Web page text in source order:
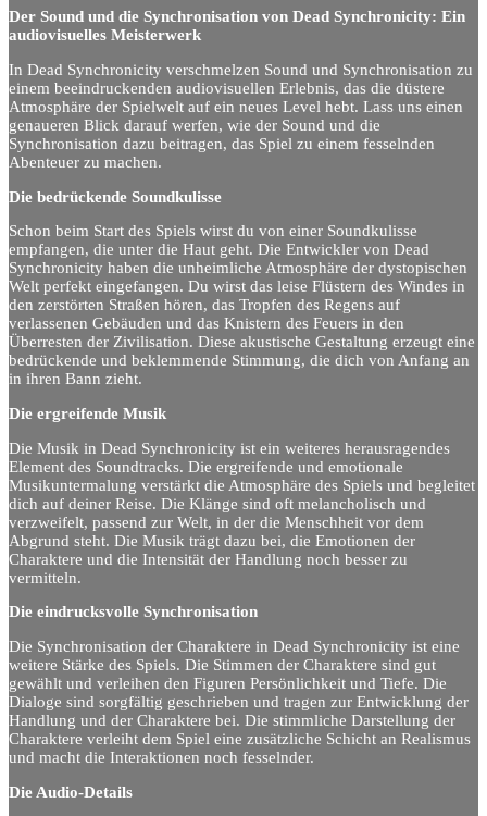
Der Sound und die Synchronisation von Dead Synchronicity: Ein
audiovisuelles Meisterwerk
In Dead Synchronicity verschmelzen Sound und Synchronisation zu
einem beeindruckenden audiovisuellen Erlebnis, das die düstere
Atmosphäre der Spielwelt auf ein neues Level hebt. Lass uns einen
genaueren Blick darauf werfen, wie der Sound und die
Synchronisation dazu beitragen, das Spiel zu einem fesselnden
Abenteuer zu machen.
Die bedrückende Soundkulisse
Schon beim Start des Spiels wirst du von einer Soundkulisse
empfangen, die unter die Haut geht. Die Entwickler von Dead
Synchronicity haben die unheimliche Atmosphäre der dystopischen
Welt perfekt eingefangen. Du wirst das leise Flüstern des Windes in
den zerstörten Straßen hören, das Tropfen des Regens auf
verlassenen Gebäuden und das Knistern des Feuers in den
Überresten der Zivilisation. Diese akustische Gestaltung erzeugt eine
bedrückende und beklemmende Stimmung, die dich von Anfang an
in ihren Bann zieht.
Die ergreifende Musik
Die Musik in Dead Synchronicity ist ein weiteres herausragendes
Element des Soundtracks. Die ergreifende und emotionale
Musikuntermalung verstärkt die Atmosphäre des Spiels und begleitet
dich auf deiner Reise. Die Klänge sind oft melancholisch und
verzweifelt, passend zur Welt, in der die Menschheit vor dem
Abgrund steht. Die Musik trägt dazu bei, die Emotionen der
Charaktere und die Intensität der Handlung noch besser zu
vermitteln.
Die eindrucksvolle Synchronisation
Die Synchronisation der Charaktere in Dead Synchronicity ist eine
weitere Stärke des Spiels. Die Stimmen der Charaktere sind gut
gewählt und verleihen den Figuren Persönlichkeit und Tiefe. Die
Dialoge sind sorgfältig geschrieben und tragen zur Entwicklung der
Handlung und der Charaktere bei. Die stimmliche Darstellung der
Charaktere verleiht dem Spiel eine zusätzliche Schicht an Realismus
und macht die Interaktionen noch fesselnder.
Die Audio-Details